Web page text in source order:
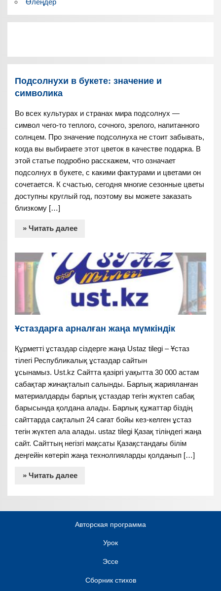
Подсолнухи в букете: значение и
символика
Во всех культурах и странах мира подсолнух —
символ чего-то теплого, сочного, зрелого, напитанного
солнцем. Про значение подсолнуха не стоит забывать,
когда вы выбираете этот цветок в качестве подарка. В
этой статье подробно расскажем, что означает
подсолнух в букете, с какими фактурами и цветами он
сочетается. К счастью, сегодня многие сезонные цветы
доступны круглый год, поэтому вы можете заказать
близкому […]
» Читать далее
Ұстаздарға арналған жаңа мүмкіндік
Құрметті ұстаздар сіздерге жаңа Ustaz tilegi – Ұстаз
тілегі Республикалық ұстаздар сайтын
ұсынамыз. Ust.kz Сайтта қазіргі уақытта 30 000 астам
сабақтар жинақталып салынды. Барлық жарияланған
материалдарды барлық ұстаздар тегін жүктеп сабақ
барысында қолдана алады. Барлық құжаттар біздің
сайттарда сақталып 24 сағат бойы кез-келген ұстаз
тегін жүктеп ала алады. ustaz tilegi Қазақ тіліндегі жаңа
сайт. Сайттың негізгі мақсаты Қазақстандағы білім
деңгейін көтеріп жаңа технолгияларды қолданып […]
» Читать далее
Авторская программа
Урок
Эссе
Сборник стихов